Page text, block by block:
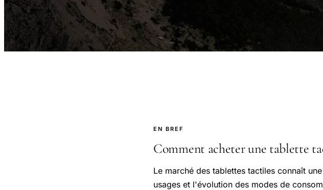
EN BREF
Comment acheter une tablette
Le marché des tablettes tactiles connaît
usages et l'évolution des modes de